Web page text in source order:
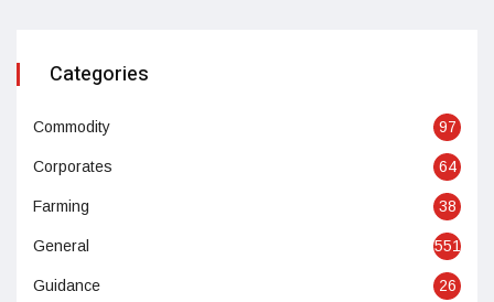
Categories
Commodity 97
Corporates 64
Farming 38
General 551
Guidance 26